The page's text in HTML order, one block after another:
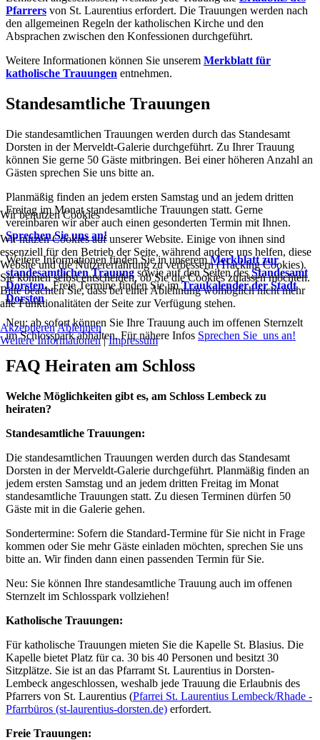
Pfarrers von St. Laurentius erfordert. Die Trauungen werden nach
den allgemeinen Regeln der katholischen Kirche und den
Absprachen zwischen den Konfessionen durchgeführt.
Weitere Informationen können Sie unserem Merkblatt für
katholische Trauungen entnehmen.
Standesamtliche Trauungen
Die standesamtlichen Trauungen werden durch das Standesamt
Dorsten in der Merveldt-Galerie durchgeführt. Zu Ihrer Trauung
können Sie gerne 50 Gäste mitbringen. Bei einer höheren Anzahl an
Gästen sprechen Sie uns bitte an.
Planmäßig finden an jedem ersten Samstag und an jedem dritten
Freitag im Monat standesamtliche Trauungen statt. Gerne
vereinbaren wir aber auch einen gesonderten Termin mit Ihnen.
Sprechen Sie uns an!
Weitere Informationen finden Sie in unseremMerkblatt zur
standesamtlichen Trauungsowie auf den Seiten des Standesamt
Dorsten. Freie Termine finden Sie imTraukalender der Stadt
Dorsten
Neu: ab sofort können Sie Ihre Trauung auch im offenen Sternzelt
im Schlosspark abhalten. Für nähere Infos Sprechen Sie uns an!
FAQ Heiraten am Schloss
Welche Möglichkeiten gibt es, am Schloss Lembeck zu
heiraten?
Standesamtliche Trauungen:
Die standesamtlichen Trauungen werden durch das Standesamt
Dorsten in der Merveldt-Galerie durchgeführt. Planmäßig finden an
jedem ersten Samstag und an jedem dritten Freitag im Monat
standesamtliche Trauungen statt. Zu diesen Terminen dürfen 50
Gäste mit in die Galerie gehen.
Sondertermine: Sofern die Standard-Termine für Sie nicht in Frage
kommen oder Sie mehr Gäste einladen möchten, sprechen Sie uns
bitte an. Wir finden dann einen passenden Termin für Sie.
Neu: Sie können Ihre standesamtliche Trauung auch im offenen
Sternzelt im Schlosspark vollziehen!
Katholische Trauungen:
Für katholische Trauungen mieten Sie die Kapelle St. Blasius. Die
Kapelle bietet Platz für ca. 30 bis 40 Personen und besitzt 30
Sitzplätze. Sie ist an das Pfarramt St. Laurentius in Dorsten-
Lembeck angeschlossen, weshalb jede Trauung die Erlaubnis des
Pfarrers von St. Laurentius (Pfarrei St. Laurentius Lembeck/Rhade -
Pfarrbüros (st-laurentius-dorsten.de) erfordert.
Freie Trauungen:
Wir benutzen Cookies
Wir nutzen Cookies auf unserer Website. Einige von ihnen sind
essenziell für den Betrieb der Seite, während andere uns helfen, diese
Website und die Nutzererfahrung zu verbessern (Tracking Cookies).
Sie können selbst entscheiden, ob Sie die Cookies zulassen möchten.
Bitte beachten Sie, dass bei einer Ablehnung womöglich nicht mehr
alle Funktionalitäten der Seite zur Verfügung stehen.
AkzeptierenAblehnen
Weitere Informationen|Impressum